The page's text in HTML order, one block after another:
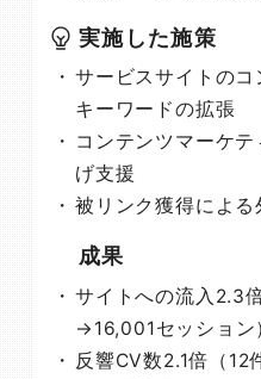
実施した施策
サービスサイトの
キーワードの拡張
コンテンツマーケ
げ支援
被リンク獲得によ
成果
サイトへの流入2.3
→16,001セッション
反響CV数2.1倍（12